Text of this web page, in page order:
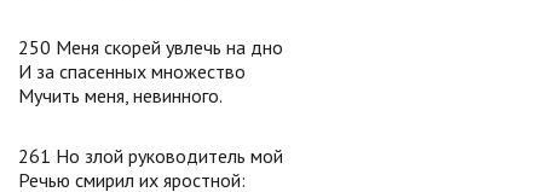
250 Меня скорей увлечь на дно
И за спасенных множество
Мучить меня, невинного.
261 Но злой руководитель мой
Речью смирил их яростной: